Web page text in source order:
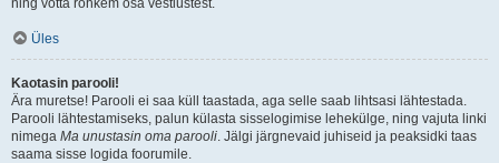
ning võtta rohkem osa vestlustest.
Üles
Kaotasin parooli!
Ära muretse! Parooli ei saa küll taastada, aga selle saab lihtsasi lähtestada.
Parooli lähtestamiseks, palun külasta sisselogimise lehekülge, ning vajuta linki
nimega Ma unustasin oma parooli. Jälgi järgnevaid juhiseid ja peaksidki taas
saama sisse logida foorumile.